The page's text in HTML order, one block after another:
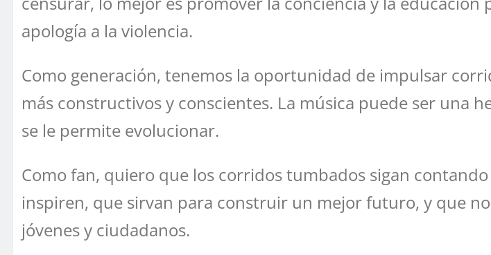
apología a la violencia.
Como generación, tenemos la oportunidad de impulsar
más constructivos y conscientes. La música puede ser una
se le permite evolucionar.
Como fan, quiero que los corridos tumbados sigan
inspiren, que sirvan para construir un mejor futuro, y que
jóvenes y ciudadanos.